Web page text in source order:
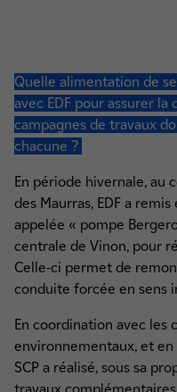
Quelle alimentation de
avec EDF pour assurer
campagnes de travaux
chacune ?
En période hivernale, au
des Maurras, EDF a
appelée « pompe
centrale de Vinon, pour
Celle-ci permet de
conduite forcée en sens
En coordination avec les
environnementaux, et en
SCP a réalisé, sous sa